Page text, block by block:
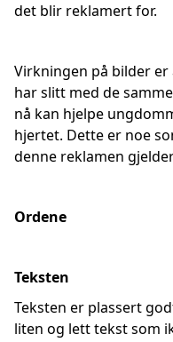
det blir reklamert for.
Virkningen på bilder
har slitt med de
nå kan hjelpe
hjertet. Dette er noe
denne reklamen
Ordene
Teksten
Teksten er plassert
liten og lett tekst som